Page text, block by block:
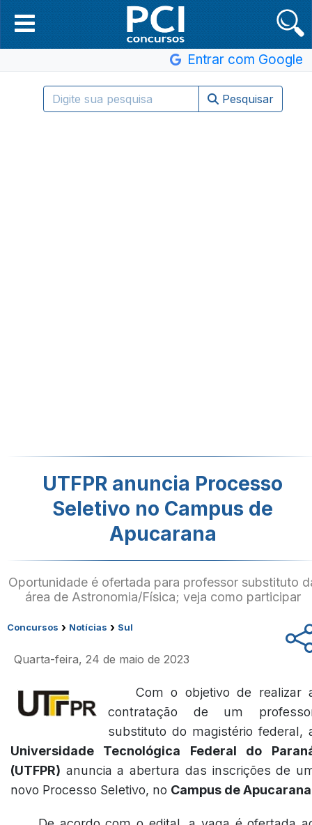
Entrar com Google
Pesquisar
UTFPR anuncia Processo
Seletivo no Campus de
Apucarana
Oportunidade é ofertada para professor substituto
área de Astronomia/Física; veja como participar
Concursos › Notícias › Sul
Quarta-feira, 24 de maio de 2023
Com o objetivo de realizar
contratação de um
substituto do magistério federal,
Universidade Tecnológica Federal do
(UTFPR) anuncia a abertura das inscrições de
novo Processo Seletivo, no Campus de Apucarana